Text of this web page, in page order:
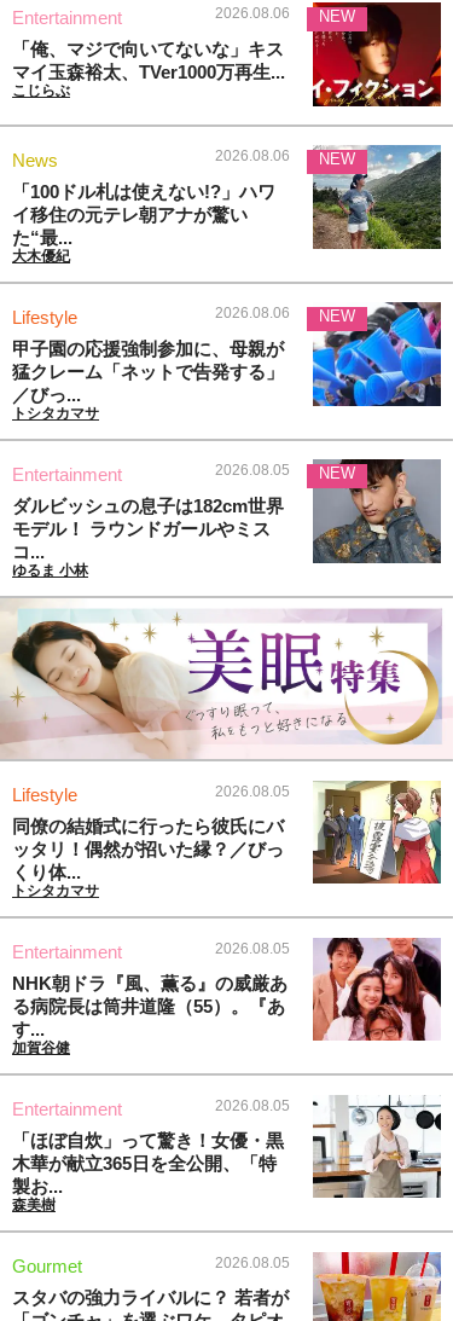
Entertainment 2026.08.06
「俺、マジで向いてないな」キス
マイ玉森裕太、TVer1000万再生...
こじらぶ
NEW
News 2026.08.06
「100ドル札は使えない!?」ハワ
イ移住の元テレ朝アナが驚い
た“最...
大木優紀
NEW
Lifestyle 2026.08.06
甲子園の応援強制参加に、母親が
猛クレーム「ネットで告発する」
／びっ...
トシタカマサ
NEW
Entertainment 2026.08.05
ダルビッシュの息子は182cm世界
モデル！ ラウンドガールやミス
コ...
ゆるま 小林
NEW
Lifestyle 2026.08.05
同僚の結婚式に行ったら彼氏にバ
ッタリ！偶然が招いた縁？／びっ
くり体...
トシタカマサ
Entertainment 2026.08.05
NHK朝ドラ『風、薫る』の威厳あ
る病院長は筒井道隆（55）。『あ
す...
加賀谷健
Entertainment 2026.08.05
「ほぼ自炊」って驚き！女優・黒
木華が献立365日を全公開、「特
製お...
森美樹
Gourmet 2026.08.05
スタバの強力ライバルに？ 若者が